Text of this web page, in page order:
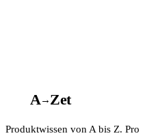
A→Zet
Produktwissen von A bis Z. Pro